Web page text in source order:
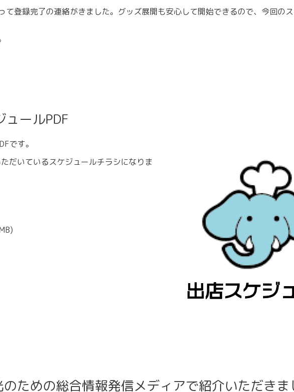
て登録完了の連絡がきました。グッズ展開も安心して開始できるので、今回の
ールPDF
です。
だいているスケジュールチラシになりま
のための総合情報発信メディアで紹介いただきま